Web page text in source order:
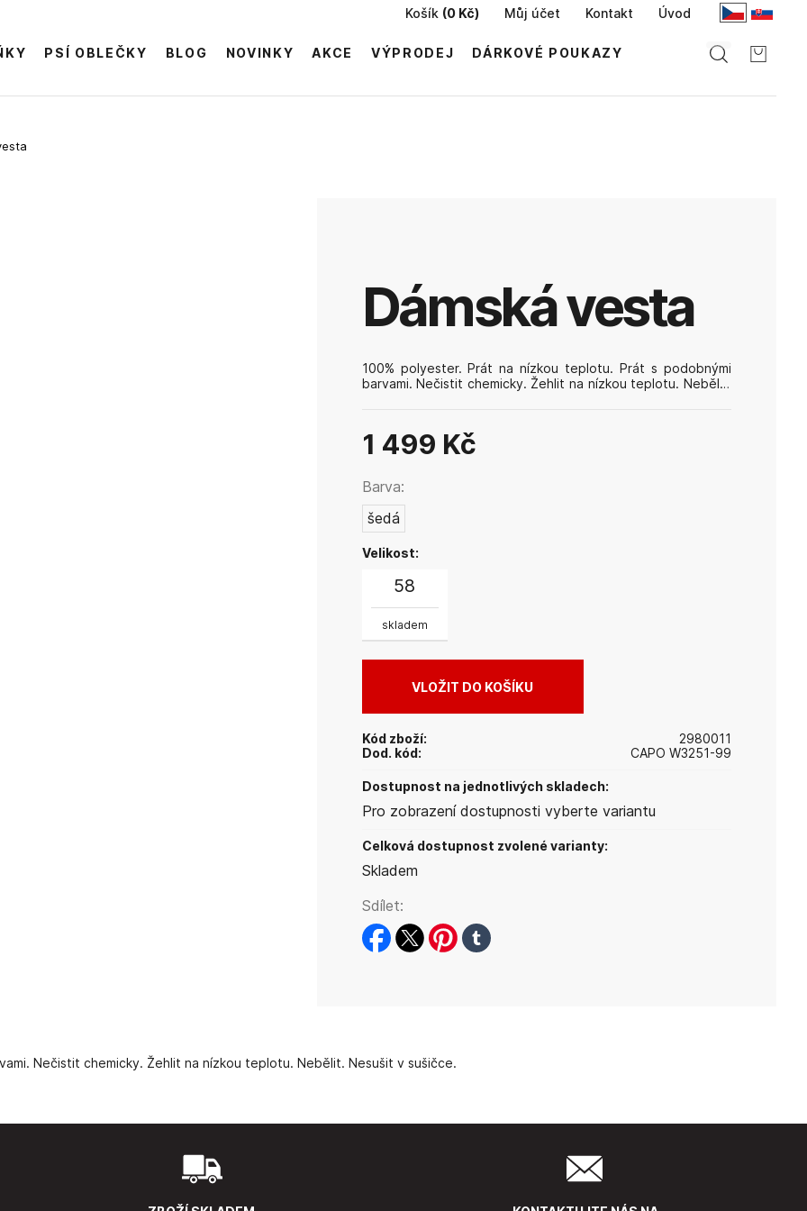
dámská vesta
100% polyester. Prát na nízkou teplotu. Prát s podobnými
barvami. Nečistit chemicky. Žehlit na nízkou teplotu. Nebělit.
1 499 Kč
Barva:
šedá
Velikost:
58
skladem
Kód zboží:
2980011
Dod. kód:
CAPO W3251-99
Dostupnost na jednotlivých skladech:
Pro zobrazení dostupnosti vyberte variantu
Celková dostupnost zvolené varianty:
Skladem
Sdílet:
facebook
twitterpinterest
tumblr
Nečistit chemicky. Žehlit na nízkou teplotu. Nebělit. Nesušit v sušičce.
Úvod
Kontakt
Můj účet
Košík (0 Kč)
PSÍ OBLEČKY BLOG NOVINKY AKCE VÝPRODEJ DÁRKOVÉ POUKAZY